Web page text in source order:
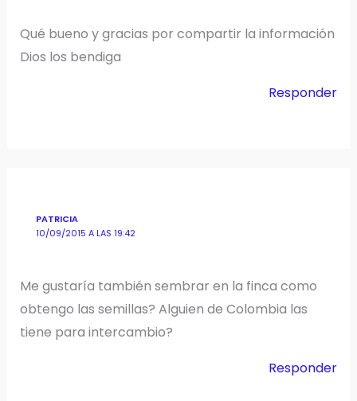
Qué bueno y gracias por compartir la información
Dios los bendiga
Responder
PATRICIA
10/09/2015 A LAS 19:42
Me gustaría también sembrar en la finca como
obtengo las semillas? Alguien de Colombia las
tiene para intercambio?
Responder